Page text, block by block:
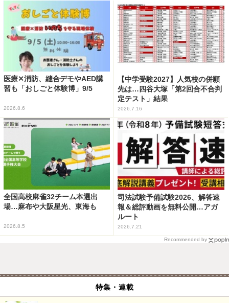
医療✕消防、縫合デモやAED講
習も「おしごと体験博」9/5
2026.8.6
【中学受験2027】人気校の併願
先は…四谷大塚「第2回合不合判
定テスト」結果
2026.7.16
全国高校麻雀32チーム本選出
場…麻布や大阪星光、東海も
2026.8.5
司法試験予備試験2026、解答速
報＆総評動画を無料公開…アガ
ルート
2026.7.21
Recommended by
特集・連載